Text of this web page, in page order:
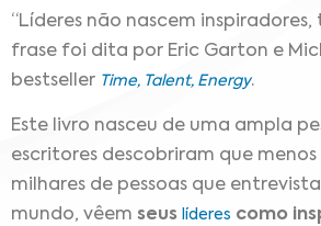
“Líderes não nascem inspiradores,
frase foi dita por Eric Garton e
bestseller Time, Talent, Energy.
Este livro nasceu de uma ampla
escritores descobriram que
milhares de pessoas que
mundo, vêem seus líderes como